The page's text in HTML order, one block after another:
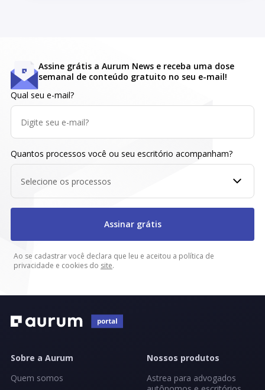
Assine grátis a Aurum News e receba uma dose
semanal de conteúdo gratuito no seu e-mail!
Qual seu e-mail?
Quantos processos você ou seu escritório acompanham?
Selecione os processos
Assinar grátis
Ao se cadastrar você declara que leu e aceitou a política de
privacidade e cookies do site.
Sobre a Aurum
Quem somos
Nossos produtos
Astrea para advogados